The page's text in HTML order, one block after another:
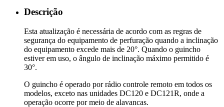
Descrição
Esta atualização é necessária de acordo com as regras de
segurança do equipamento de perfuração quando a inclinação
do equipamento excede mais de 20°. Quando o guincho
estiver em uso, o ângulo de inclinação máximo permitido é
30°.
O guincho é operado por rádio controle remoto em todos os
modelos, exceto nas unidades DC120 e DC121R, onde a
operação ocorre por meio de alavancas.